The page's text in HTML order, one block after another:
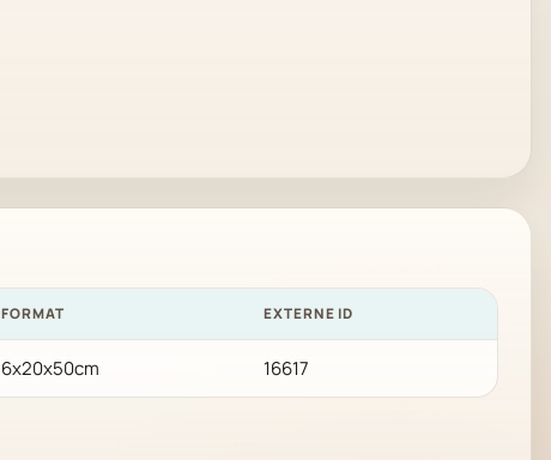
FORMAT EXTERNE ID
6x20x50cm 16617